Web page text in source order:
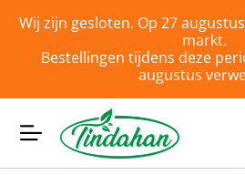
Wij zijn gesloten. Op 27
markt.
Bestellingen tijdens deze
augustus